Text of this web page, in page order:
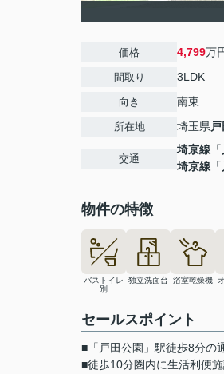
価格 4,799万
間取り 3LDK
向き 南東
所在地 埼玉県
交通
埼京線 「
埼京線 「
物件の特徴
バストイレ
別
独立洗面台 浴室乾燥機
セールスポイント
■「戸田公園」駅徒歩8分の
■徒歩10分圏内に生活利便